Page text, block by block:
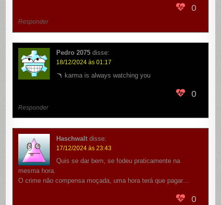
0
Responder
Pedro 2075 disse:
18/12/2024 às 01:17
🪃 karma is always watching you
0
Responder
Haschwalt disse:
17/12/2024 às 23:43
Quis se dar bem, se fodeu praticamente na
mesma hora.
O crime não compensa moçada, uma hora terá que pagar…
0